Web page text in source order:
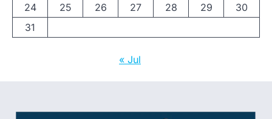
24
25 26 27 28 29
30
31
« Jul